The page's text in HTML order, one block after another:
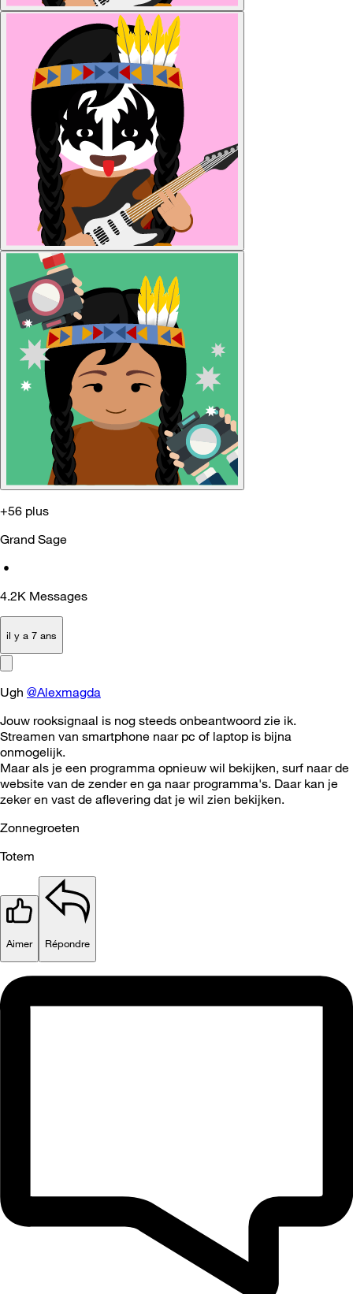
+56 plus
Grand Sage
•
4.2K Messages
il y a 7 ans
Ugh @Alexmagda
Jouw rooksignaal is nog steeds onbeantwoord zie ik.
Streamen van smartphone naar pc of laptop is bijna
onmogelijk.
Maar als je een programma opnieuw wil bekijken, surf naar de
website van de zender en ga naar programma's. Daar kan je
zeker en vast de aflevering dat je wil zien bekijken.
Zonnegroeten
Totem
Aimer Répondre